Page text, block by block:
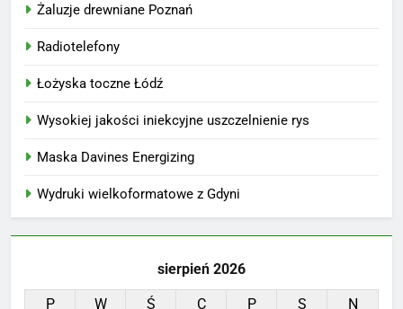
Żaluzje drewniane Poznań
Radiotelefony
Łożyska toczne Łódź
Wysokiej jakości iniekcyjne uszczelnienie rys
Maska Davines Energizing
Wydruki wielkoformatowe z Gdyni
sierpień 2026
P W Ś C P S
N